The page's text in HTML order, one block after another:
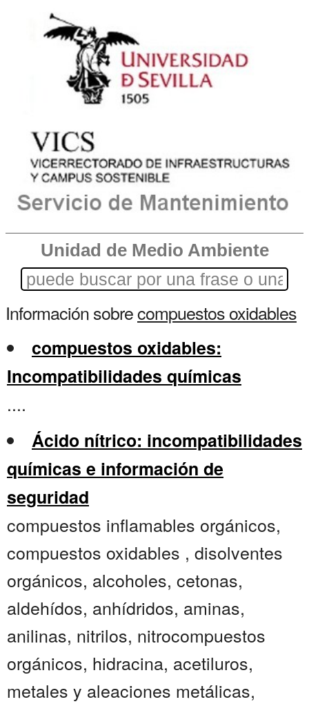
Unidad de Medio Ambiente
Información sobrecompuestos oxidables
compuestos oxidables:
Incompatibilidades químicas
....
Ácido nítrico: incompatibilidades
químicas e información de
seguridad
compuestos inflamables orgánicos,
compuestos oxidables , disolventes
orgánicos, alcoholes, cetonas,
aldehídos, anhídridos, aminas,
anilinas, nitrilos, nitrocompuestos
orgánicos, hidracina, acetiluros,
metales y aleaciones metálicas,